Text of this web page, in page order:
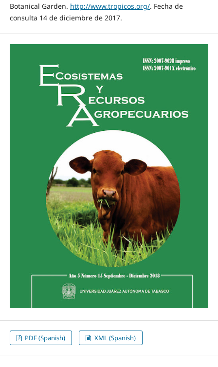
Botanical Garden. http://www.tropicos.org/. Fecha de
consulta 14 de diciembre de 2017.
PDF (Spanish) XML (Spanish)